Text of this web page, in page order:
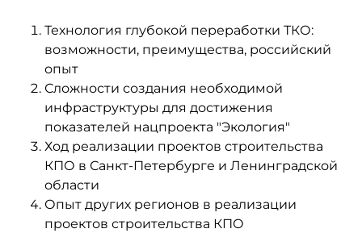
Технология глубокой переработки ТКО:
возможности, преимущества, российский
опыт
Сложности создания необходимой
инфраструктуры для достижения
показателей нацпроекта "Экология"
Ход реализации проектов строительства
КПО в Санкт-Петербурге и Ленинградской
области
Опыт других регионов в реализации
проектов строительства КПО